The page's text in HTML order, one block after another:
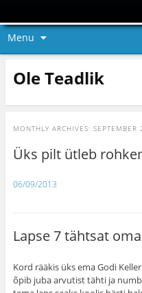
Menu
Ole Teadlik
MONTHLY ARCHIVES: SEPTEMBER
Üks pilt ütleb
06/09/2013
Lapse 7 tähtsat
Kord rääkis üks ema Godi
õpib juba arvutist tähti ja